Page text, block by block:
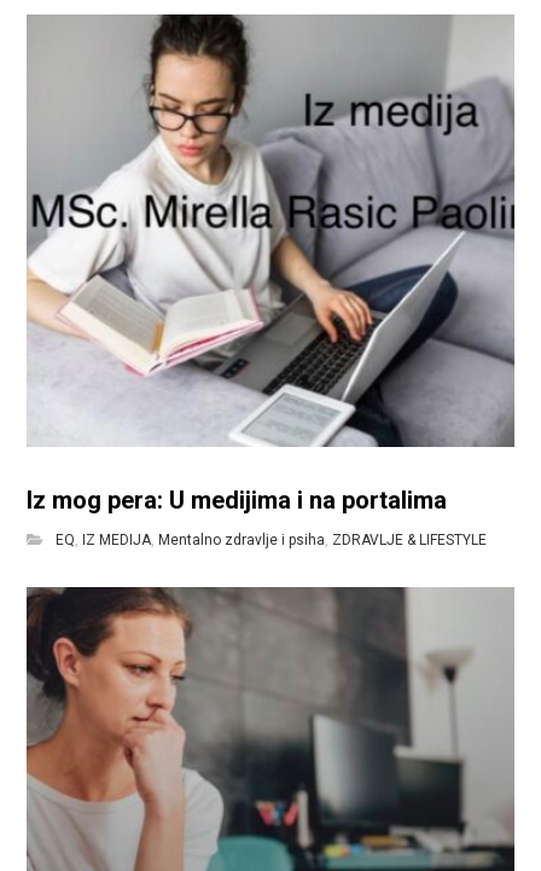
Iz mog pera: U medijima i na portalima
EQ, IZ MEDIJA, Mentalno zdravlje i psiha, ZDRAVLJE & LIFESTYLE